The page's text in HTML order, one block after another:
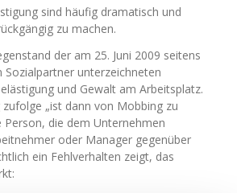
sind häufig dramatisch und
zu machen.
der am 25. Juni 2009 seitens
Sozialpartner unterzeichneten
und Gewalt am Arbeitsplatz.
„ist dann von Mobbing zu
Person, die dem Unternehmen
oder Manager gegenüber
ein Fehlverhalten zeigt, das